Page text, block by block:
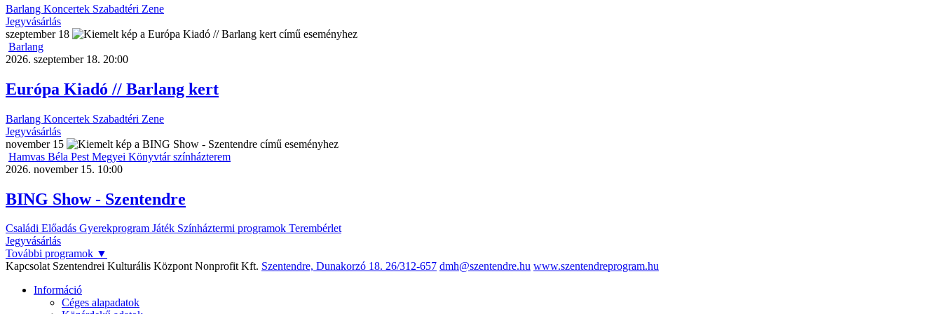
Barlang Koncertek Szabadtéri Zene
Jegyvásárlás
szeptember 18
Barlang
2026. szeptember 18. 20:00
Európa Kiadó // Barlang kert
Barlang Koncertek Szabadtéri Zene
Jegyvásárlás
november 15
Hamvas Béla Pest Megyei Könyvtár színházterem
2026. november 15. 10:00
BING Show - Szentendre
Családi Előadás Gyerekprogram Játék Színháztermi programok Terembérlet
Jegyvásárlás
További programok ▼
Kapcsolat Szentendrei Kulturális Központ Nonprofit Kft. Szentendre, Dunakorzó 18. 26/312-657 dmh@szentendre.hu www.szentendreprogram.hu
Információ
Céges alapadatok